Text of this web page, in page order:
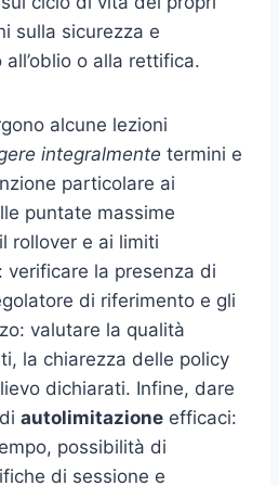
sulla sicurezza e
all’oblio o alla rettifica.
alcune lezioni
integralmente termini e
particolare ai
puntate massime
rollover e ai limiti
verificare la presenza di
di riferimento e gli
valutare la qualità
la chiarezza delle policy
dichiarati. Infine, dare
autolimitazione efficaci:
possibilità di
di sessione e